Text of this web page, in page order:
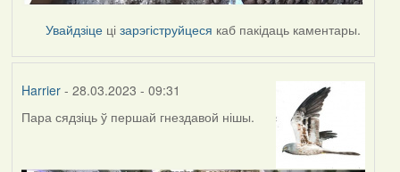
Увайдзіце цізарэгіструйцеся каб пакідаць каментары.
Harrier- 28.03.2023 - 09:31
Пара сядзіць ў першай гнездавой нішы.